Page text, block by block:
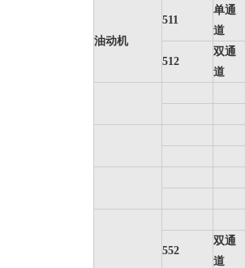
油动机
511
单通
道
512
双通
道
552
双通
道